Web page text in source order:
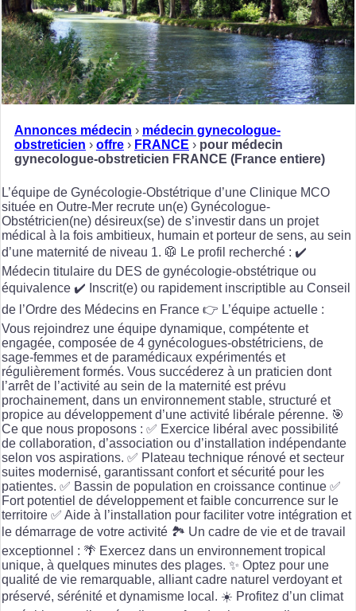
Annonces médecin › médecin gynecologue-
obstreticien › offre › FRANCE › pour médecin
gynecologue-obstreticien FRANCE (France entiere)
L’équipe de Gynécologie-Obstétrique d’une Clinique MCO
située en Outre-Mer recrute un(e) Gynécologue-
Obstétricien(ne) désireux(se) de s’investir dans un projet
médical à la fois ambitieux, humain et porteur de sens, au sein
d’une maternité de niveau 1. 🥼 Le profil recherché : ✔️
Médecin titulaire du DES de gynécologie-obstétrique ou
équivalence ✔️ Inscrit(e) ou rapidement inscriptible au Conseil
de l’Ordre des Médecins en France 👉 L’équipe actuelle :
Vous rejoindrez une équipe dynamique, compétente et
engagée, composée de 4 gynécologues-obstétriciens, de
sage-femmes et de paramédicaux expérimentés et
régulièrement formés. Vous succéderez à un praticien dont
l’arrêt de l’activité au sein de la maternité est prévu
prochainement, dans un environnement stable, structuré et
propice au développement d’une activité libérale pérenne. 🎯
Ce que nous proposons : ✅ Exercice libéral avec possibilité
de collaboration, d’association ou d’installation indépendante
selon vos aspirations. ✅ Plateau technique rénové et secteur
suites modernisé, garantissant confort et sécurité pour les
patientes. ✅ Bassin de population en croissance continue ✅
Fort potentiel de développement et faible concurrence sur le
territoire ✅ Aide à l’installation pour faciliter votre intégration et
le démarrage de votre activité 🏞️ Un cadre de vie et de travail
exceptionnel : 🌴 Exercez dans un environnement tropical
unique, à quelques minutes des plages. ✨ Optez pour une
qualité de vie remarquable, alliant cadre naturel verdoyant et
préservé, sérénité et dynamisme local. ☀️ Profitez d’un climat